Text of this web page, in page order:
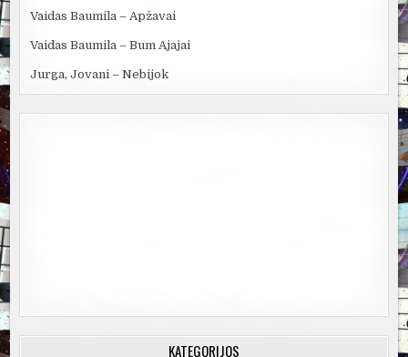
Vaidas Baumila – Apžavai
Vaidas Baumila – Bum Ajajai
Jurga, Jovani – Nebijok
KATEGORIJOS